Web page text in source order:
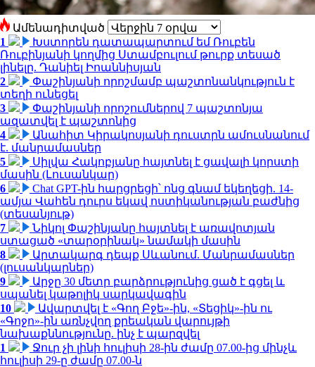
Ամենադիտված
1
Խստորեն դատապարտում եմ Ռուբեն
Ռուբինյանի կողմից Ստամբուլում թուրք տեսած
լինելը. Դանիել Իոաննիսյան
2
Փաշինյանի որոշմամբ պաշտոնանկություն է
տեղի ունեցել
3
Փաշինյանի որոշումներով 7 պաշտոնյա
ազատվել է պաշտոնից
4
Անահիտ Կիրակոսյանի դուստրն ամուսնանում
է. մանրամասներ
5
Սիլվա Հակոբյանը հայտնել է ցավալի կորստի
մասին (Լուսանկար)
6
Chat GPT-ին հարցրեցի՝ ոնց գնամ եկեղեցի. 14-
ամյա Վահեն դուրս եկավ ոստիկանության բաժնից
(տեսանյութ)
7
Նիկոլ Փաշինյանը հայտնել է առավոտյան
ստացած «տարօրինակ» նամակի մասին
8
Արտակարգ դեպք Սևանում. Մանրամասներ
(լուսանկարներ)
9
Արջը 30 մետր բարձրությունից ցած է գցել և
սպանել կաթոլիկ սարկավագին
10
Ավարտվել է «Գող Բջե»-ին, «Տեցիկ»-ին ու
«Գոջո»-ին առնչվող քրեական վարույթի
նախաքննությունը. ինչ է պարզվել
1
Ջուր չի լինի հուլիսի 28-ին ժամը 07.00-ից մինչև
հուլիսի 29-ը ժամը 07.00-ն